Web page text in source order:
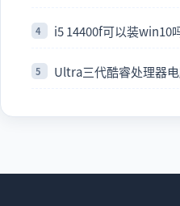
i5 14400f可以装win10
Ultra三代酷睿处理器